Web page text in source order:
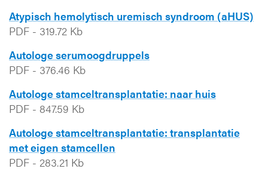
Atypisch hemolytisch uremisch syndroom (aHUS)
PDF - 319.72 Kb
Autologe serumoogdruppels
PDF - 376.46 Kb
Autologe stamceltransplantatie: naar huis
PDF - 847.59 Kb
Autologe stamceltransplantatie: transplantatie
met eigen stamcellen
PDF - 283.21 Kb